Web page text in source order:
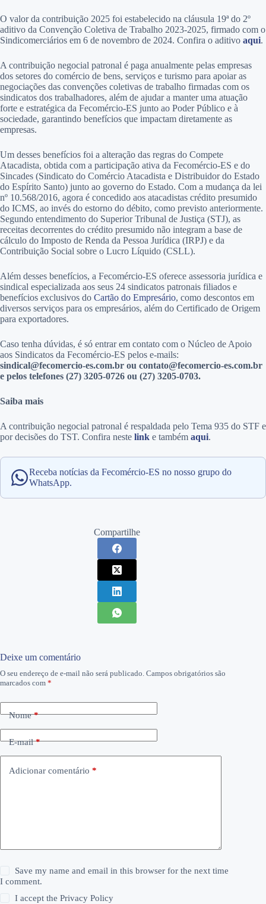
O valor da contribuição 2025 foi estabelecido na cláusula 19ª do 2º
aditivo da Convenção Coletiva de Trabalho 2023-2025, firmado com o
Sindicomerciários em 6 de novembro de 2024. Confira o aditivo aqui.
A contribuição negocial patronal é paga anualmente pelas empresas
dos setores do comércio de bens, serviços e turismo para apoiar as
negociações das convenções coletivas de trabalho firmadas com os
sindicatos dos trabalhadores, além de ajudar a manter uma atuação
forte e estratégica da Fecomércio-ES junto ao Poder Público e à
sociedade, garantindo benefícios que impactam diretamente as
empresas.
Um desses benefícios foi a alteração das regras do Compete
Atacadista, obtida com a participação ativa da Fecomércio-ES e do
Sincades (Sindicato do Comércio Atacadista e Distribuidor do Estado
do Espírito Santo) junto ao governo do Estado. Com a mudança da lei
nº 10.568/2016, agora é concedido aos atacadistas crédito presumido
do ICMS, ao invés do estorno do débito, como previsto anteriormente.
Segundo entendimento do Superior Tribunal de Justiça (STJ), as
receitas decorrentes do crédito presumido não integram a base de
cálculo do Imposto de Renda da Pessoa Jurídica (IRPJ) e da
Contribuição Social sobre o Lucro Líquido (CSLL).
Além desses benefícios, a Fecomércio-ES oferece assessoria jurídica e
sindical especializada aos seus 24 sindicatos patronais filiados e
benefícios exclusivos do Cartão do Empresário, como descontos em
diversos serviços para os empresários, além do Certificado de Origem
para exportadores.
Caso tenha dúvidas, é só entrar em contato com o Núcleo de Apoio
aos Sindicatos da Fecomércio-ES pelos e-mails:
sindical@fecomercio-es.com.br ou contato@fecomercio-es.com.br
e pelos telefones (27) 3205-0726 ou (27) 3205-0703.
Saiba mais
A contribuição negocial patronal é respaldada pelo Tema 935 do STF e
por decisões do TST. Confira neste link e também aqui.
Receba notícias da Fecomércio-ES no nosso grupo do
WhatsApp.
Compartilhe
Deixe um comentário
O seu endereço de e-mail não será publicado. Campos obrigatórios são
marcados com *
Nome*
E-mail*
Adicionar comentário *
Save my name and email in this browser for the next time
I comment.
I accept thePrivacy Policy